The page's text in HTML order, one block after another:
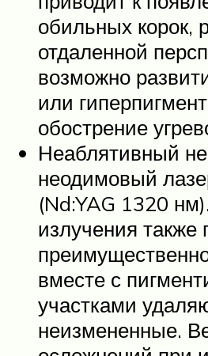
обильных корок,
отдаленной
возможно
или
обострение
Неаблятивный
неодимовый
(Nd:YAG 1320
излучения также
вместе с
участками
неизмененные.